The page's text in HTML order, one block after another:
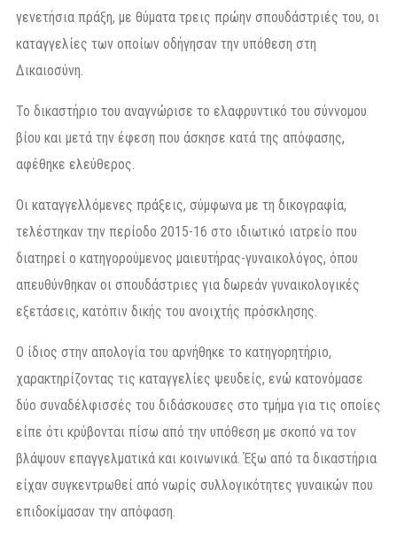
γενετήσια πράξη, με θύματα τρεις πρώην σπουδάστριές του, οι
καταγγελίες των οποίων οδήγησαν την υπόθεση στη
Δικαιοσύνη.
Το δικαστήριο του αναγνώρισε το ελαφρυντικό του σύννομου
βίου και μετά την έφεση που άσκησε κατά της απόφασης,
αφέθηκε ελεύθερος.
Οι καταγγελλόμενες πράξεις, σύμφωνα με τη δικογραφία,
τελέστηκαν την περίοδο 2015-16 στο ιδιωτικό ιατρείο που
διατηρεί ο κατηγορούμενος μαιευτήρας-γυναικολόγος, όπου
απευθύνθηκαν οι σπουδάστριες για δωρεάν γυναικολογικές
εξετάσεις, κατόπιν δικής του ανοιχτής πρόσκλησης.
Ο ίδιος στην απολογία του αρνήθηκε το κατηγορητήριο,
χαρακτηρίζοντας τις καταγγελίες ψευδείς, ενώ κατονόμασε
δύο συναδέλφισσές του διδάσκουσες στο τμήμα για τις οποίες
είπε ότι κρύβονται πίσω από την υπόθεση με σκοπό να τον
βλάψουν επαγγελματικά και κοινωνικά. Έξω από τα δικαστήρια
είχαν συγκεντρωθεί από νωρίς συλλογικότητες γυναικών που
επιδοκίμασαν την απόφαση.